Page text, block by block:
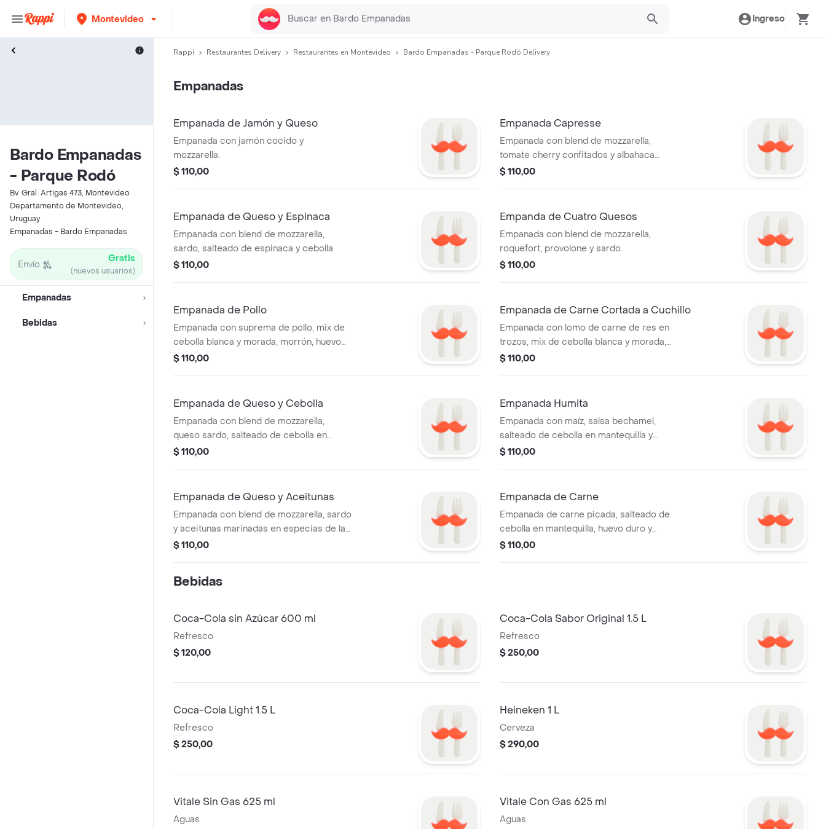
Montevideo Ingreso
Bardo Empanadas
- Parque Rodó
Bv. Gral. Artigas 473, Montevideo
Departamento de Montevideo,
Uruguay
Empanadas - Bardo Empanadas
Envío Gratis
(nuevos usuarios)
Empanadas
Bebidas
Rappi Restaurantes Delivery Restaurantes en Montevideo Bardo Empanadas - Parque Rodó Delivery
Empanadas
Empanada de Jamón y Queso
Empanada con jamón cocido y
mozzarella.
$ 110,00
Empanada Capresse
Empanada con blend de mozzarella,
tomate cherry confitados y albahaca
fresca.
$ 110,00
Empanada de Queso y Espinaca
Empanada con blend de mozzarella,
sardo, salteado de espinaca y cebolla
$ 110,00
Empanda de Cuatro Quesos
Empanada con blend de mozzarella,
roquefort, provolone y sardo.
$ 110,00
Empanada de Pollo
Empanada con suprema de pollo, mix de
cebolla blanca y morada, morrón, huevo
duro.
$ 110,00
Empanada de Carne Cortada a Cuchillo
Empanada con lomo de carne de res en
trozos, mix de cebolla blanca y morada,
morrón.
$ 110,00
Empanada de Queso y Cebolla
Empanada con blend de mozzarella,
queso sardo, salteado de cebolla en
mantequilla.
$ 110,00
Empanada Humita
Empanada con maíz, salsa bechamel,
salteado de cebolla en mantequilla y
mozzarella.
$ 110,00
Empanada de Queso y Aceitunas
Empanada con blend de mozzarella, sardo
y aceitunas marinadas en especias de la
casa.
$ 110,00
Empanada de Carne
Empanada de carne picada, salteado de
cebolla en mantequilla, huevo duro y
especias de la casa.
$ 110,00
Bebidas
Coca-Cola sin Azúcar 600 ml
Refresco
$ 120,00
Coca-Cola Sabor Original 1.5 L
Refresco
$ 250,00
Coca-Cola Light 1.5 L
Refresco
$ 250,00
Heineken 1 L
Cerveza
$ 290,00
Vitale Sin Gas 625 ml
Aguas
Vitale Con Gas 625 ml
Aguas